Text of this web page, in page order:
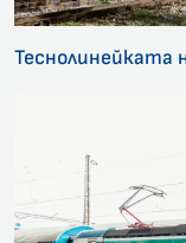
Теснолинейката